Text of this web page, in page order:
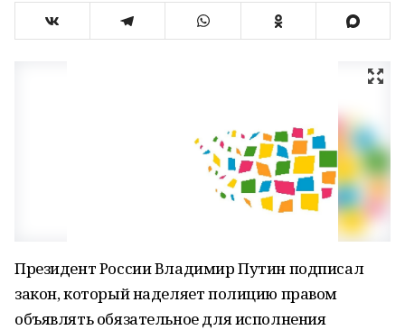
Президент России Владимир Путин подписал
закон, который наделяет полицию правом
объявлять обязательное для исполнения